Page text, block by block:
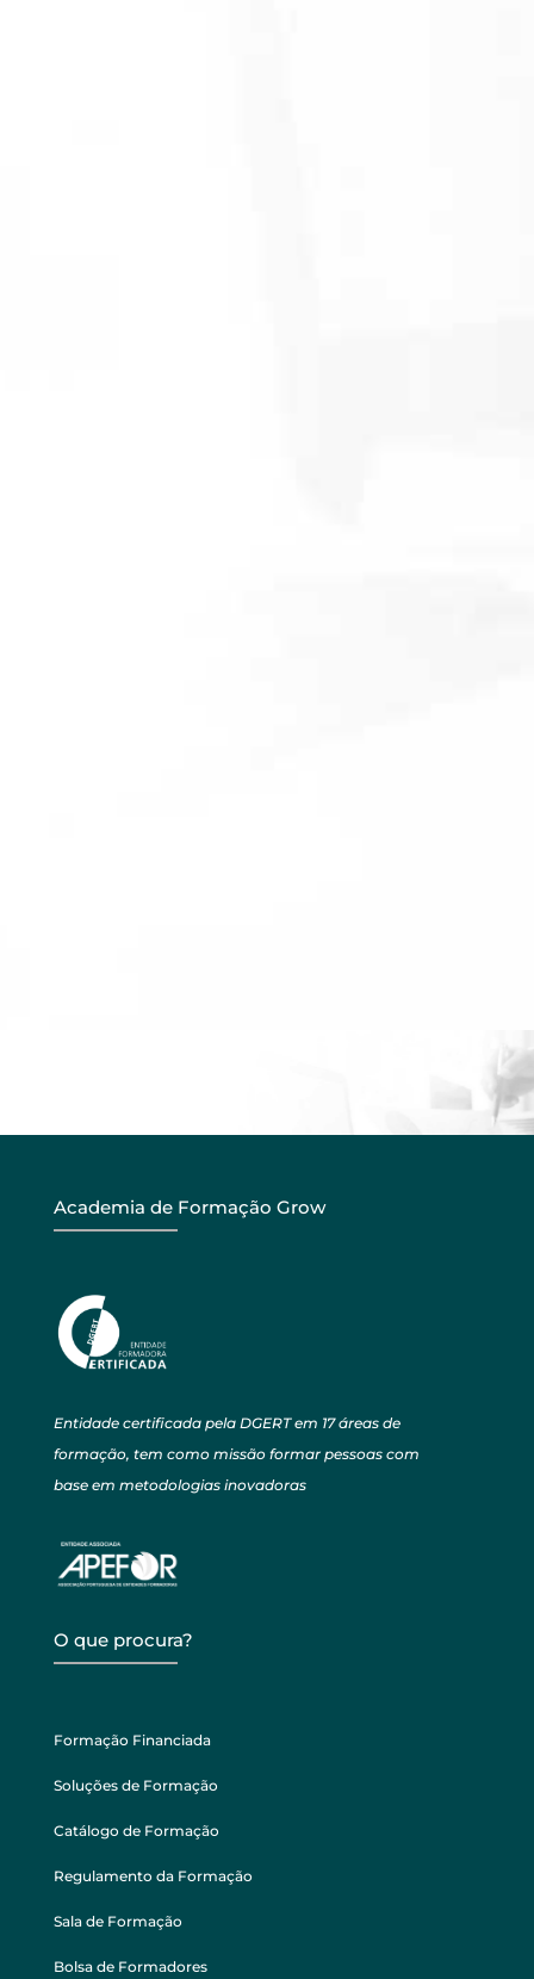
Academia de Formação Grow
Entidade certificada pela DGERT em 17 áreas de
formação, tem como missão formar pessoas com
base em metodologias inovadoras
O que procura?
Formação Financiada
Soluções de Formação
Catálogo de Formação
Regulamento da Formação
Sala de Formação
Bolsa de Formadores